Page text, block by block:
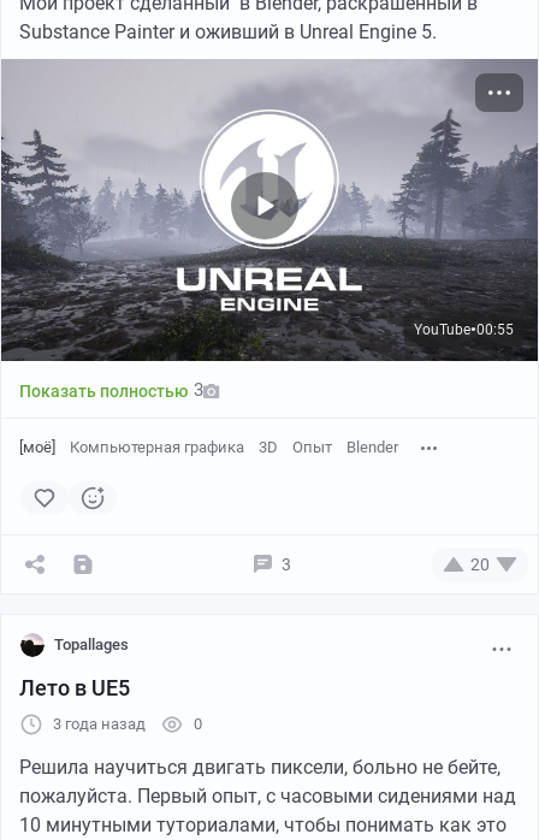
Substance Painter и оживший в Unreal Engine 5.
YouTube●00:55
Показать полностью 3
[моё] Компьютерная графика 3D Опыт Blender
3 20
Topallages
Лето в UE5
3 года назад 0
Решила научиться двигать пиксели, больно не бейте,
пожалуйста. Первый опыт, с часовыми сидениями над
10 минутными туториалами, чтобы понимать как это